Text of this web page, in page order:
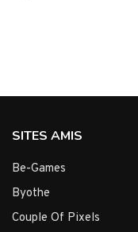
SITES AMIS
Be-Games
Byothe
Couple Of Pixels